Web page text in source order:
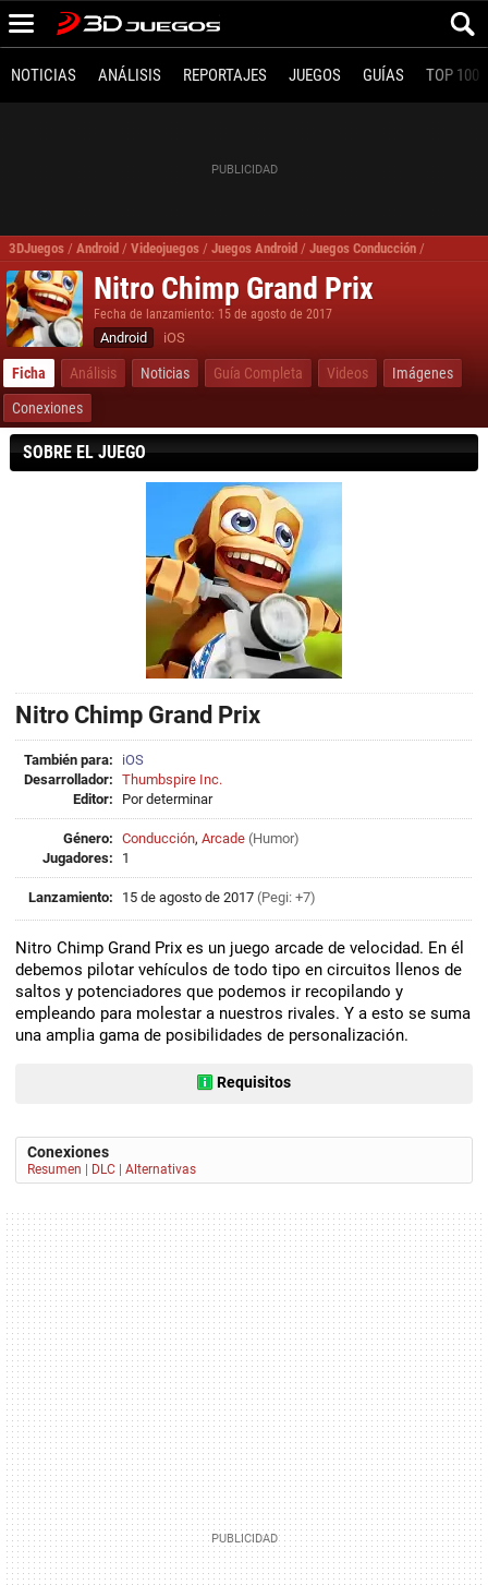
NOTICIAS ANÁLISIS REPORTAJES JUEGOS GUÍAS TOP 100
3DJuegos / Android / Videojuegos / Juegos Android / Juegos Conducción /
Nitro Chimp Grand Prix
Fecha de lanzamiento: 15 de agosto de 2017
Android iOS
Ficha Análisis Noticias Guía Completa Videos
Imágenes
Conexiones
SOBRE EL JUEGO
Nitro Chimp Grand Prix
También para:
iOS
Desarrollador: Thumbspire Inc.
Editor:
Por determinar
Género: Conducción, Arcade (Humor)
Jugadores:
1
Lanzamiento: 15 de agosto de 2017 (Pegi: +7)
Nitro Chimp Grand Prix es un juego arcade de velocidad. En él
debemos pilotar vehículos de todo tipo en circuitos llenos de
saltos y potenciadores que podemos ir recopilando y
empleando para molestar a nuestros rivales. Y a esto se suma
una amplia gama de posibilidades de personalización.
Requisitos
Conexiones
Resumen DLC Alternativas